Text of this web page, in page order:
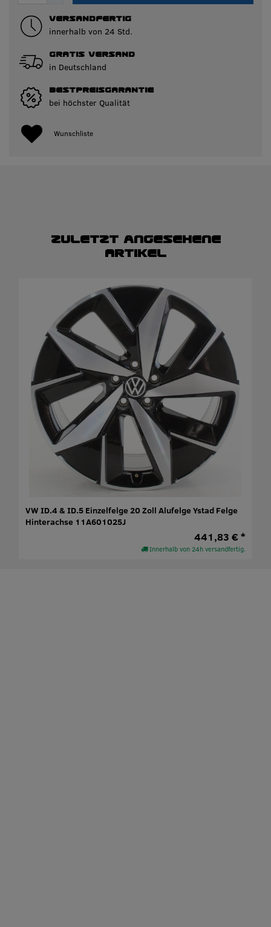
VERSANDFERTIG
innerhalb von 24 Std.
GRATIS VERSAND
in Deutschland
BESTPREISGARANTIE
bei höchster Qualität
Wunschliste
Zuletzt angesehene
Artikel
VW ID.4 & ID.5 Einzelfelge 20 Zoll Alufelge Ystad Felge
Hinterachse 11A601025J
Innerhalb von 24h versandfertig.
441,83 € *